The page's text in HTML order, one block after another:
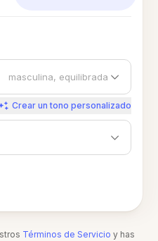
masculina, equilibrada
Crear un tono personalizado
Términos de Servicio y has